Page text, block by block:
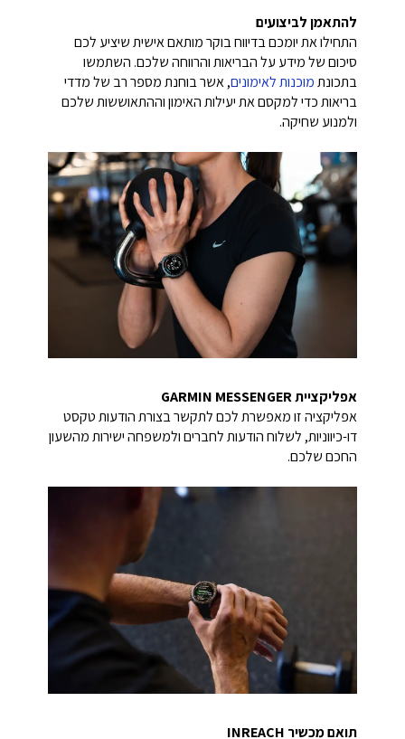
להתאמן לביצועים
התחילו את יומכם בדיווח בוקר מותאם אישית שיציע לכם
סיכום של מידע על הבריאות והרווחה שלכם. השתמשו
בתכונתמוכנות לאימונים, אשר בוחנת מספר רב של מדדי
בריאות כדי למקסם את יעילות האימון וההתאוששות שלכם
ולמנוע שחיקה.
אפליקצייתGARMIN MESSENGER
אפליקציה זו מאפשרת לכם לתקשר בצורת הודעות טקסט
דו-כיווניות, לשלוח הודעות לחברים ולמשפחה ישירות מהשעון
החכם שלכם.
תואם מכשיר INREACH